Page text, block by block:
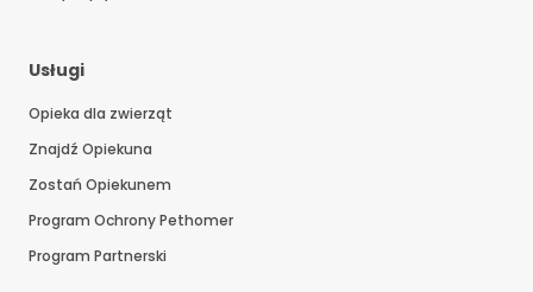
Usługi
Opieka dla zwierząt
Znajdź Opiekuna
Zostań Opiekunem
Program Ochrony Pethomer
Program Partnerski